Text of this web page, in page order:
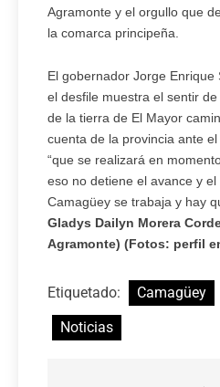
Agramonte y el orgullo que
la comarca principeña.
El gobernador Jorge Enrique
el desfile muestra el sentir
de la tierra de El Mayor
cuenta de la provincia ante
“que se realizará en
eso no detiene el avance y
Camagüey se trabaja y hay
Gladys Dailyn Morera
Agramonte) (Fotos: perfil
Etiquetado: Camagüey
Noticias